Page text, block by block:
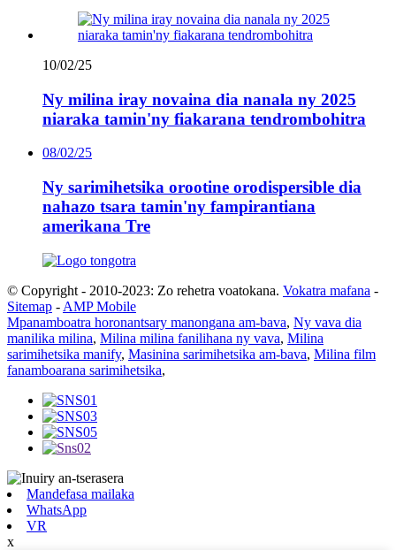
10/02/25
Ny milina iray novaina dia nanala ny 2025
niaraka tamin'ny fiakarana tendrombohitra
08/02/25
Ny sarimihetsika orootine orodispersible dia
nahazo tsara tamin'ny fampirantiana
amerikana Tre
© Copyright - 2010-2023: Zo rehetra voatokana. Vokatra mafana -
Sitemap - AMP Mobile
Mpanamboatra horonantsary manongana am-bava, Ny vava dia
manilika milina, Milina milina fanilihana ny vava, Milina
sarimihetsika manify, Masinina sarimihetsika am-bava, Milina film
fanamboarana sarimihetsika,
Mandefasa mailaka
WhatsApp
VR
x